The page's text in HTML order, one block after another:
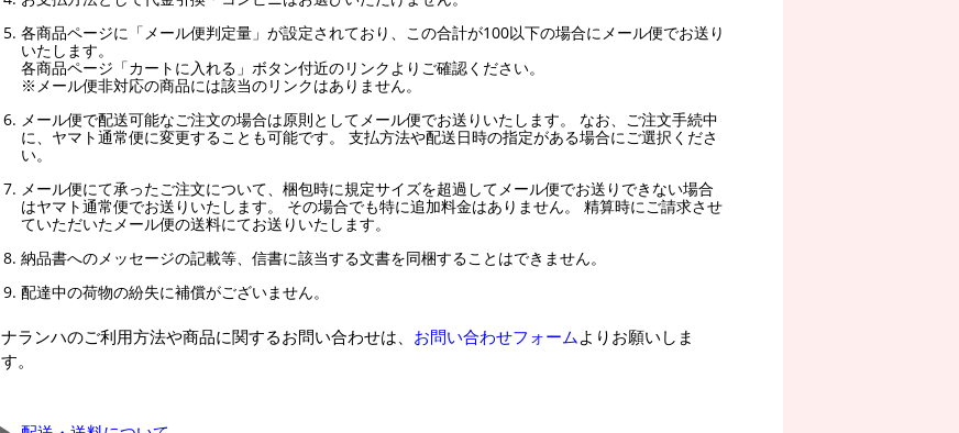
各商品ページに「メール便判定量」が設定されており、この合計が100以下の場合にメール便でお送り
いたします。
各商品ページ「カートに入れる」ボタン付近のリンクよりご確認ください。
※メール便非対応の商品には該当のリンクはありません。
メール便で配送可能なご注文の場合は原則としてメール便でお送りいたします。 なお、ご注文手続中
に、ヤマト通常便に変更することも可能です。 支払方法や配送日時の指定がある場合にご選択くださ
い。
メール便にて承ったご注文について、梱包時に規定サイズを超過してメール便でお送りできない場合
はヤマト通常便でお送りいたします。 その場合でも特に追加料金はありません。 精算時にご請求させ
ていただいたメール便の送料にてお送りいたします。
納品書へのメッセージの記載等、信書に該当する文書を同梱することはできません。
配達中の荷物の紛失に補償がございません。
ナランハのご利用方法や商品に関するお問い合わせは、 お問い合わせフォームよりお願いしま
す。